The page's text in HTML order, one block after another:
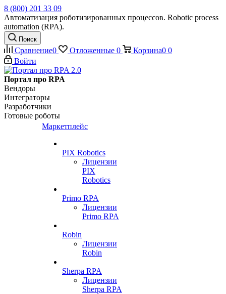
8 (800) 201 33 09
Автоматизация роботизированных процессов. Robotic process
automation (RPA).
Поиск
Сравнение0 Отложенные 0 Корзина0 0
Войти
Портал про RPA
Вендоры
Интеграторы
Разработчики
Готовые роботы
Маркетплейс
PIX Robotics
Лицензии
PIX
Robotics
Primo RPA
Лицензии
Primo RPA
Robin
Лицензии
Robin
Sherpa RPA
Лицензии
Sherpa RPA